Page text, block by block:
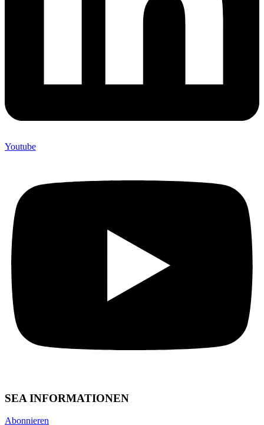
Youtube
SEA INFORMATIONEN
Abonnieren